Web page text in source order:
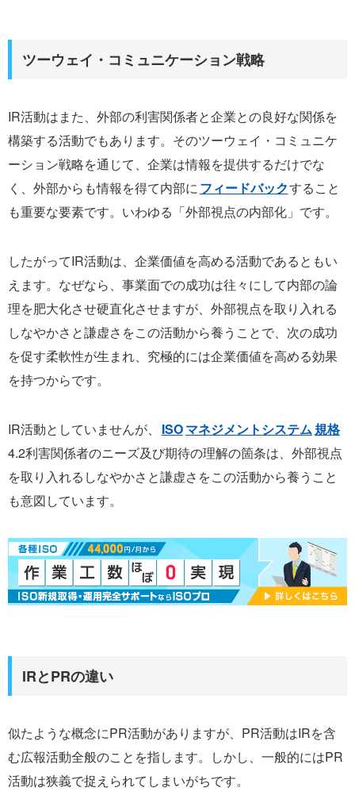
ツーウェイ・コミュニケーション戦略
IR活動はまた、外部の利害関係者と企業との良好な関係を
構築する活動でもあります。そのツーウェイ・コミュニケ
ーション戦略を通じて、企業は情報を提供するだけでな
く、外部からも情報を得て内部にフィードバックすること
も重要な要素です。いわゆる「外部視点の内部化」です。
したがってIR活動は、企業価値を高める活動であるともい
えます。なぜなら、事業面での成功は往々にして内部の論
理を肥大化させ硬直化させますが、外部視点を取り入れる
しなやかさと謙虚さをこの活動から養うことで、次の成功
を促す柔軟性が生まれ、究極的には企業価値を高める効果
を持つからです。
IR活動としていませんが、 ISOマネジメントシステム規格
4.2利害関係者のニーズ及び期待の理解の箇条は、外部視点
を取り入れるしなやかさと謙虚さをこの活動から養うこと
も意図しています。
IRとPRの違い
似たような概念にPR活動がありますが、PR活動はIRを含
む広報活動全般のことを指します。しかし、一般的にはPR
活動は狭義で捉えられてしまいがちです。